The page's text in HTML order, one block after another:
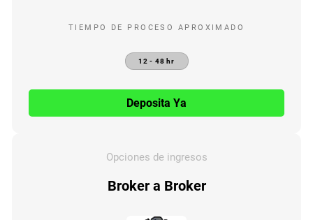
TIEMPO DE PROCESO APROXIMADO
12 - 48 hr
Deposita Ya
Opciones de ingresos
Broker a Broker